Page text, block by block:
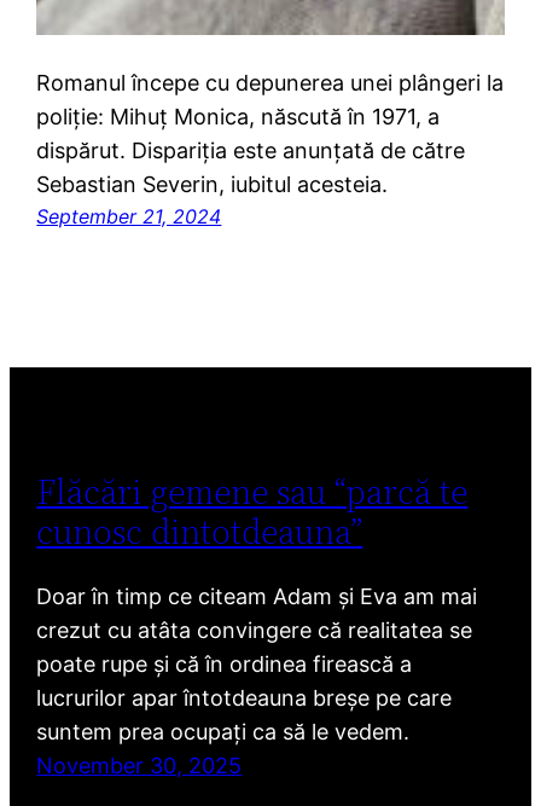
Romanul începe cu depunerea unei plângeri la
poliție: Mihuț Monica, născută în 1971, a
dispărut. Dispariția este anunțată de către
Sebastian Severin, iubitul acesteia.
September 21, 2024
Flăcări gemene sau “parcă te
cunosc dintotdeauna”
Doar în timp ce citeam Adam și Eva am mai
crezut cu atâta convingere că realitatea se
poate rupe și că în ordinea firească a
lucrurilor apar întotdeauna breșe pe care
suntem prea ocupați ca să le vedem.
November 30, 2025